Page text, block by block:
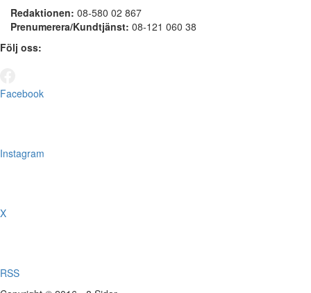
Redaktionen: 08-580 02 867
Prenumerera/Kundtjänst: 08-121 060 38
Följ oss:
Facebook
Instagram
X
RSS